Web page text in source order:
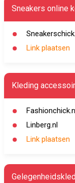
Sneakers online
Link plaatsen
Kleding
Linberg.nl
Link plaatsen